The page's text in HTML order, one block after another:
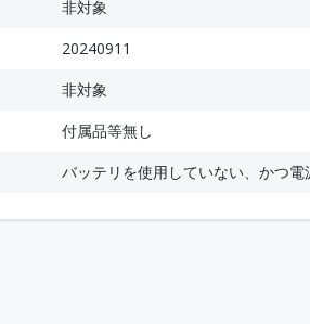
非対象
20240911
非対象
付属品等無し
バッテリを使用していない、かつ